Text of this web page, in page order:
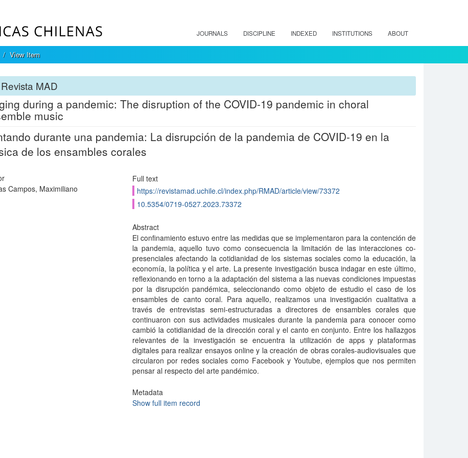
JOURNALS DISCIPLINE INDEXED INSTITUTIONS ABOUT
View Item
Revista MAD
during a pandemic: The disruption of the COVID-19 pandemic in choral
music
durante una pandemia: La disrupción de la pandemia de COVID-19 en la
de los ensambles corales
Campos, Maximiliano
Full text
https://revistamad.uchile.cl/index.php/RMAD/article/view/73372
10.5354/0719-0527.2023.73372
Abstract
El confinamiento estuvo entre las medidas que se implementaron para la contención de
la pandemia, aquello tuvo como consecuencia la limitación de las interacciones co-
presenciales afectando la cotidianidad de los sistemas sociales como la educación, la
economía, la política y el arte. La presente investigación busca indagar en este último,
reflexionando en torno a la adaptación del sistema a las nuevas condiciones impuestas
por la disrupción pandémica, seleccionando como objeto de estudio el caso de los
ensambles de canto coral. Para aquello, realizamos una investigación cualitativa a
través de entrevistas semi-estructuradas a directores de ensambles corales que
continuaron con sus actividades musicales durante la pandemia para conocer como
cambió la cotidianidad de la dirección coral y el canto en conjunto. Entre los hallazgos
relevantes de la investigación se encuentra la utilización de apps y plataformas
digitales para realizar ensayos online y la creación de obras corales-audiovisuales que
circularon por redes sociales como Facebook y Youtube, ejemplos que nos permiten
pensar al respecto del arte pandémico.
Metadata
Show full item record